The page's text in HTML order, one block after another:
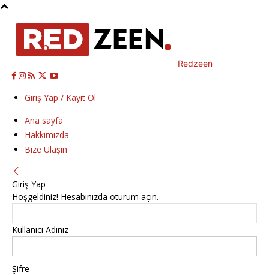
Redzeen
Giriş Yap / Kayıt Ol
Ana sayfa
Hakkımızda
Bize Ulaşın
Giriş Yap
Hoşgeldiniz! Hesabınızda oturum açın.
Kullanıcı Adınız
Şifre